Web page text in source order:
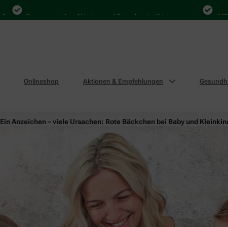
Bequem zwischen Abholung und Botendienst wählen 4.000
Onlineshop Aktionen & Empfehlungen
Ein Anzeichen – viele Ursachen: Rote Bäckchen bei Baby und